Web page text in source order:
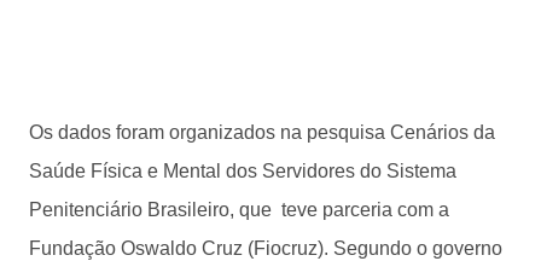
Os dados foram organizados na pesquisa Cenários da
Saúde Física e Mental dos Servidores do Sistema
Penitenciário Brasileiro, que teve parceria com a
Fundação Oswaldo Cruz (Fiocruz). Segundo o governo